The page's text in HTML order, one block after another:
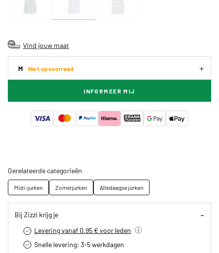
Vind jouw maat
M Niet op voorraad
INFORMEER MIJ
Gerelateerde categorieën
Midi-jurken Zomerjurken Alledaagse jurken
Bij Zizzi krijg je
Levering vanaf 0.95 € voor leden
Snelle levering: 3-5 werkdagen